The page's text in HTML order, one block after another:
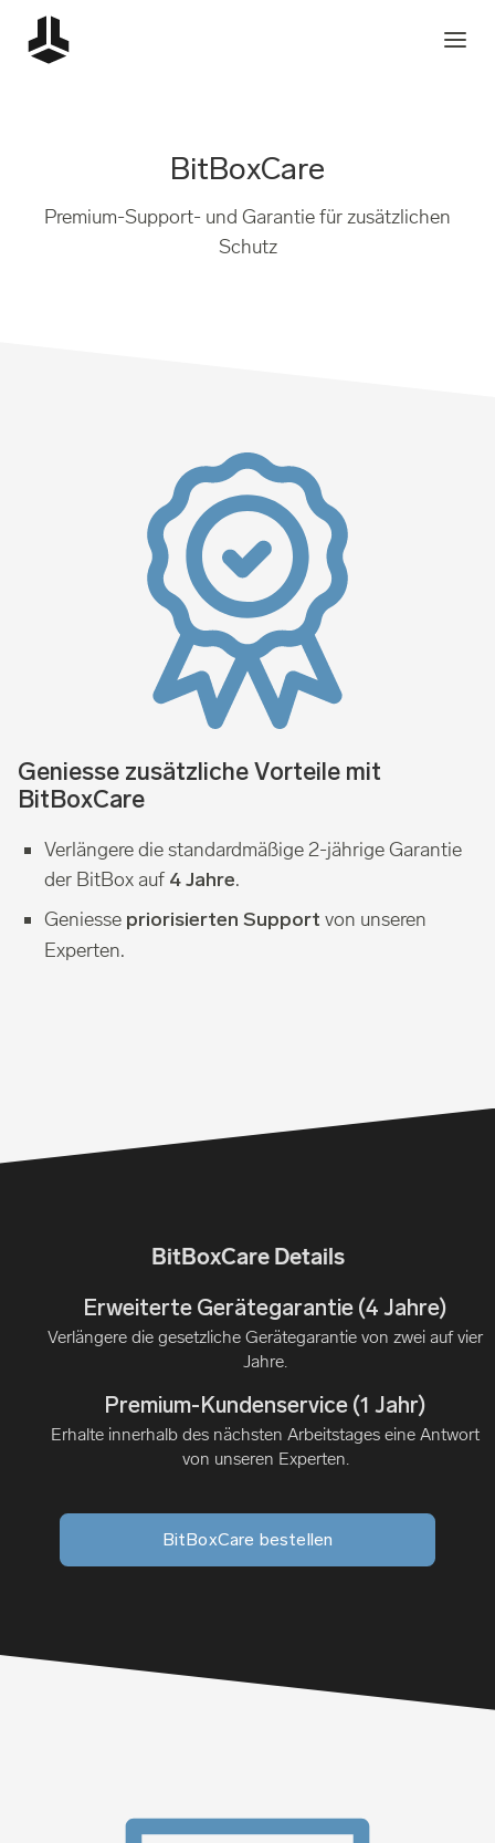
BitBoxCare
Premium-Support- und Garantie für zusätzlichen
Schutz
Geniesse zusätzliche Vorteile mit
BitBoxCare
Verlängere die standardmäßige 2-jährige Garantie
der BitBox auf 4 Jahre.
Geniesse priorisierten Support von unseren
Experten.
BitBoxCare Details
Erweiterte Gerätegarantie (4 Jahre)
Verlängere die gesetzliche Gerätegarantie von zwei auf vier
Jahre.
Premium-Kundenservice (1 Jahr)
Erhalte innerhalb des nächsten Arbeitstages eine Antwort
von unseren Experten.
BitBoxCare bestellen